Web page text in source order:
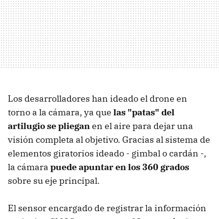
Los desarrolladores han ideado el drone en
torno a la cámara, ya que las "patas" del
artilugio se plieganen el aire para dejar una
visión completa al objetivo. Gracias al sistema de
elementos giratorios ideado - gimbal o cardán -,
la cámara puede apuntar en los 360 grados
sobre su eje principal.
El sensor encargado de registrar la información